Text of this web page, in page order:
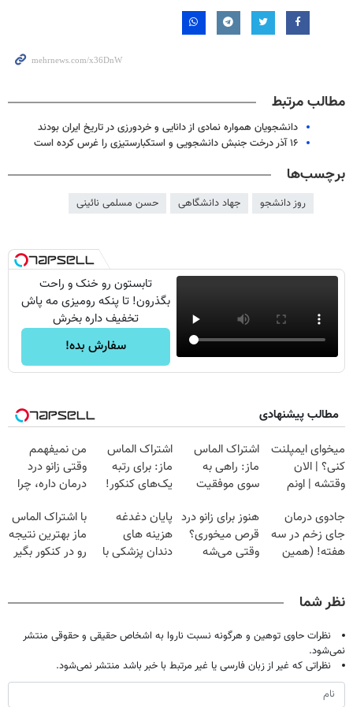
مطالب مرتبط
دانشجویان همواره نمادی از دانایی و خردورزی در تاریخ ایران بودند
۱۶ آذر درخت جنبش دانشجویی و استکبارستیزی را غرس کرده است
برچسب‌ها
روز دانشجو جهاد دانشگاهی حسن مسلمی نائینی
تابستون رو خنک و راحت
بگذرون! تا پنکه رومیزی مه پاش
تخفیف داره بخرش
سفارش بده!
مطالب پیشنهادی
میخوای ایمپلنت
کنی؟ | الان
وقتشه | اونم
میلیون تومان!!!
اشتراک الماس
ماز: راهی به
سوی موفقیت
اشتراک الماس
ماز: برای رتبه
یک‌های کنکور!
من نمیفهمم
وقتی زانو درد
درمان داره، چرا
تحمل میکنی؟❗
جادوی درمان
جای زخم در سه
هفته! (همین
هنوز برای زانو درد
قرص میخوری؟
وقتی می‌شه
پایان دغدغه
هزینه های
دندان پزشکی با
با اشتراک الماس
ماز بهترین نتیجه
رو در کنکور بگیر
نظر شما
نظرات حاوی توهین و هرگونه نسبت ناروا به اشخاص حقیقی و حقوقی منتشر
نمی‌شود.
نظراتی که غیر از زبان فارسی یا غیر مرتبط با خبر باشد منتشر نمی‌شود.